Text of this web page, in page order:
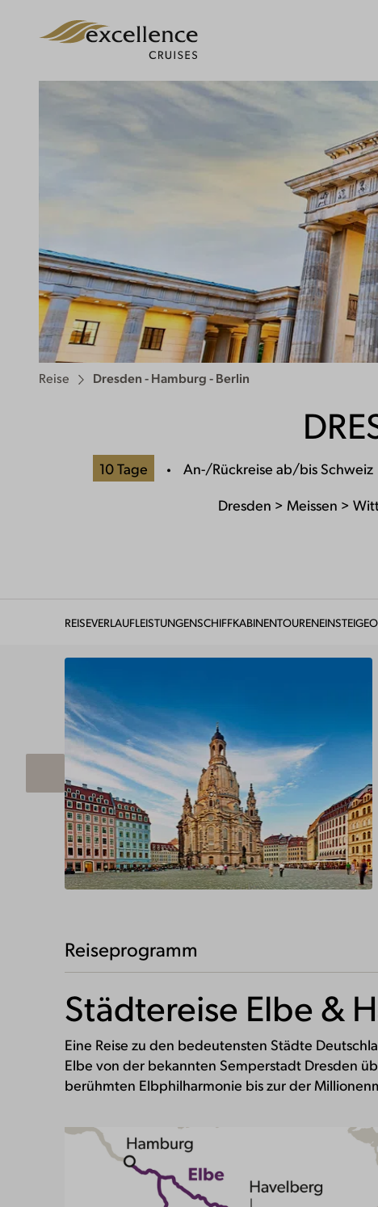
Reise Dresden - Hamburg - Berlin
10 Tage An-/Rückreise ab/bis Schweiz
Dresden > Meissen >
REISEVERLAUFLEISTUNGENSCHIFFKABINENTOUREN
Reiseprogramm
Städtereise Elbe &
Eine Reise zu den bedeutensten Städte
Elbe von der bekannten Semperstadt Dresden
berühmten Elbphilharmonie bis zur der